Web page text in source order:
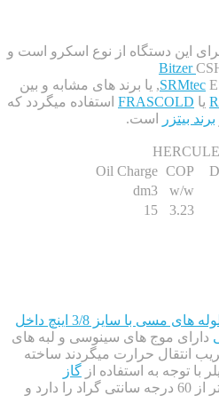
از نوع اسکرو است و
,RC2_1020B یا برند های مشابه و بین
استفاده میگردد که
است.
Oil Charge
dm3
15
لوله های مسی با سایز 3/8 اینچ داخل
موج های سینوسی و لبه های
حرارت میگردند ساخته
به استفاده ازگاز
توان کارکرد در دمای بالاتر از 60 درجه سانتی گراد را دارد و